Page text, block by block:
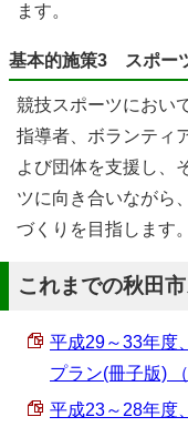
ます。
基本的施策3 スポー
競技スポーツにおい
指導者、ボランティ
よび団体を支援し、
ツに向き合いながら
づくりを目指します。
これまでの秋田
平成29～33年度
プラン(冊子版)
平成23～28年度